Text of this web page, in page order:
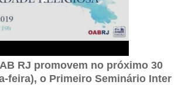
RJ promovem no próximo 30
feira), o Primeiro Seminário Inter